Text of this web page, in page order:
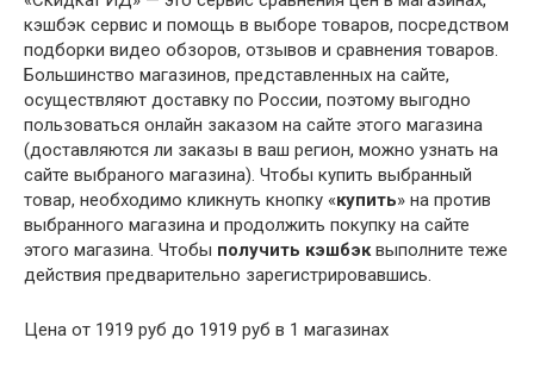
кэшбэк сервис и помощь в выборе товаров, посредством
подборки видео обзоров, отзывов и сравнения товаров.
Большинство магазинов, представленных на сайте,
осуществляют доставку по России, поэтому выгодно
пользоваться онлайн заказом на сайте этого магазина
(доставляются ли заказы в ваш регион, можно узнать на
сайте выбраного магазина). Чтобы купить выбранный
товар, необходимо кликнуть кнопку «купить» на против
выбранного магазина и продолжить покупку на сайте
этого магазина. Чтобы получить кэшбэквыполните теже
действия предварительно зарегистрировавшись.
Цена от 1919 руб до 1919 руб в 1 магазинах